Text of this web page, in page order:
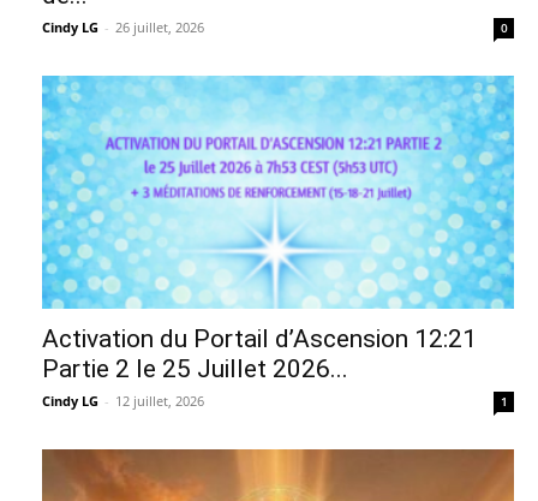
Cindy LG - 26 juillet, 2026 0
Activation du Portail d’Ascension 12:21
Partie 2 le 25 Juillet 2026...
Cindy LG - 12 juillet, 2026 1